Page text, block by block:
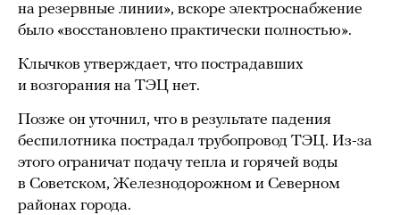
на резервные линии», вскоре электроснабжение
было «восстановлено практически полностью».
Клычков утверждает, что пострадавших
и возгорания на ТЭЦ нет.
Позже он уточнил, что в результате падения
беспилотника пострадал трубопровод ТЭЦ. Из-за
этого ограничат подачу тепла и горячей воды
в Советском, Железнодорожном и Северном
районах города.